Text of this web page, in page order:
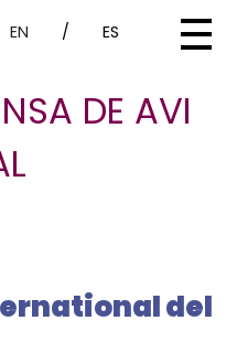
EN / ES
DE AVI
del